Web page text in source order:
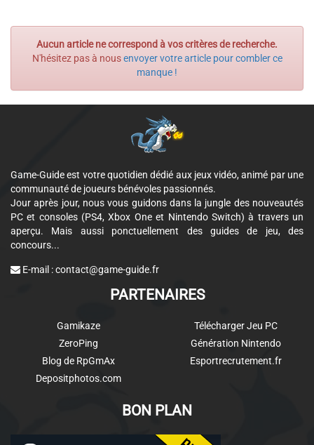
Aucun article ne correspond à vos critères de recherche.
N'hésitez pas à nousenvoyer votre article pour combler ce
manque !
Game-Guide est votre quotidien dédié aux jeux vidéo, animé par une
communauté de joueurs bénévoles passionnés.
Jour après jour, nous vous guidons dans la jungle des nouveautés
PC et consoles (PS4, Xbox One et Nintendo Switch) à travers un
aperçu. Mais aussi ponctuellement des guides de jeu, des
concours...
E-mail :contact@game-guide.fr
PARTENAIRES
Gamikaze
ZeroPing
Blog de RpGmAx
Depositphotos.com
Télécharger Jeu PC
Génération Nintendo
Esportrecrutement.fr
BON PLAN